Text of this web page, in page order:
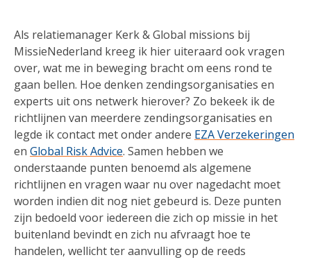
Als relatiemanager Kerk & Global missions bij
MissieNederland kreeg ik hier uiteraard ook vragen
over, wat me in beweging bracht om eens rond te
gaan bellen. Hoe denken zendingsorganisaties en
experts uit ons netwerk hierover? Zo bekeek ik de
richtlijnen van meerdere zendingsorganisaties en
legde ik contact met onder andere EZA Verzekeringen
en Global Risk Advice. Samen hebben we
onderstaande punten benoemd als algemene
richtlijnen en vragen waar nu over nagedacht moet
worden indien dit nog niet gebeurd is. Deze punten
zijn bedoeld voor iedereen die zich op missie in het
buitenland bevindt en zich nu afvraagt hoe te
handelen, wellicht ter aanvulling op de reeds